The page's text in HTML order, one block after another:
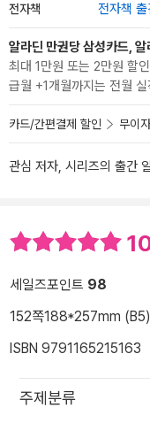
전자책 전자책
알라딘 만권당 삼성카드,
최대 1만원 또는 2만원 할
급월 +1개월까지는 전월
카드/간편결제 할인 무이
관심 저자, 시리즈의 출간
세일즈포인트 98
152쪽188*257mm (B5)
ISBN 9791165215163
주제분류